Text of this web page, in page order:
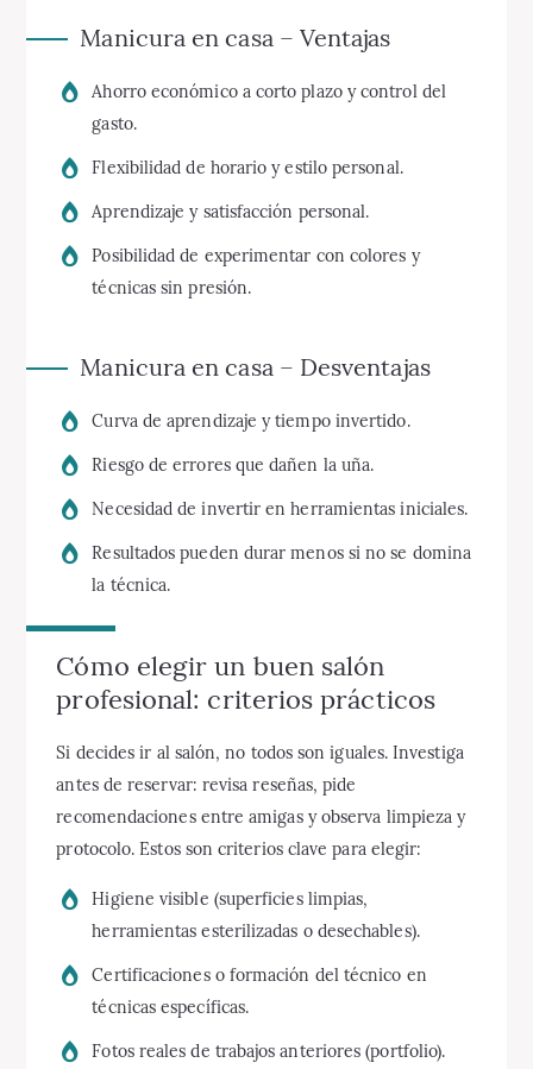
Manicura en casa – Ventajas
Ahorro económico a corto plazo y control del
gasto.
Flexibilidad de horario y estilo personal.
Aprendizaje y satisfacción personal.
Posibilidad de experimentar con colores y
técnicas sin presión.
Manicura en casa – Desventajas
Curva de aprendizaje y tiempo invertido.
Riesgo de errores que dañen la uña.
Necesidad de invertir en herramientas iniciales.
Resultados pueden durar menos si no se domina
la técnica.
Cómo elegir un buen salón
profesional: criterios prácticos
Si decides ir al salón, no todos son iguales. Investiga
antes de reservar: revisa reseñas, pide
recomendaciones entre amigas y observa limpieza y
protocolo. Estos son criterios clave para elegir:
Higiene visible (superficies limpias,
herramientas esterilizadas o desechables).
Certificaciones o formación del técnico en
técnicas específicas.
Fotos reales de trabajos anteriores (portfolio).